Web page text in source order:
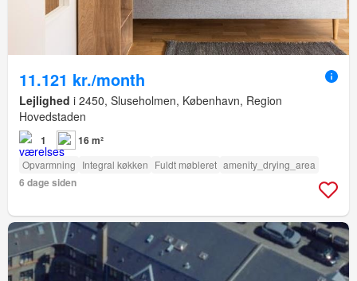
11.121 kr./month
Lejlighed i 2450, Sluseholmen, København, Region
Hovedstaden
1 16 m²
Opvarmning Integral køkken Fuldt møbleret amenity_drying_area
6 dage siden